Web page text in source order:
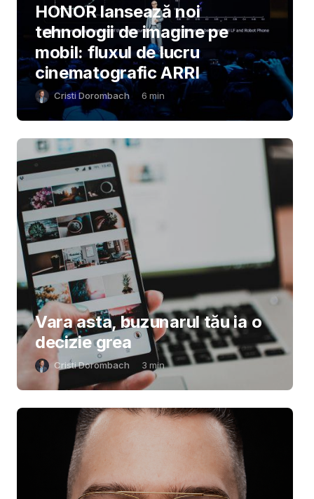
HONOR lansează noi
tehnologii de imagine pe
mobil: fluxul de lucru
cinematografic ARRI
Cristi Dorombach 6 min
Vara asta, buzunarul tău ia o
decizie grea
Cristi Dorombach 3 min